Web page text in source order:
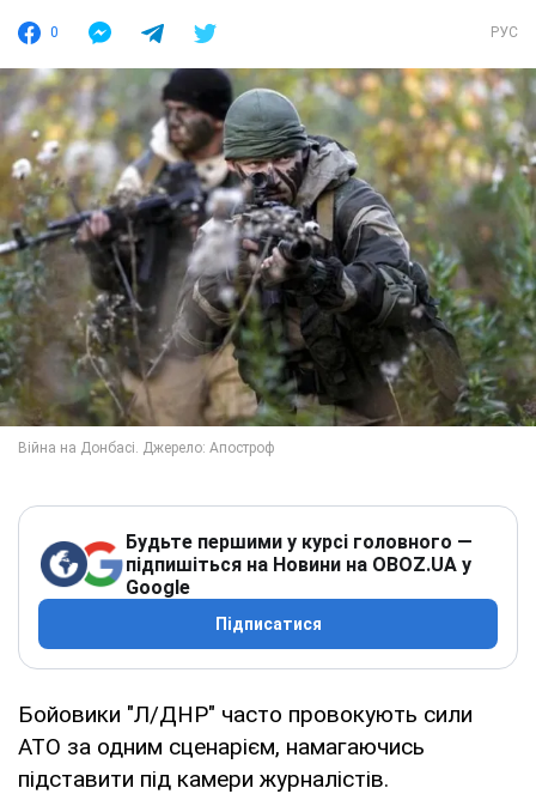
0 РУС
Будьте першими у курсі головного —
підпишіться на Новини на OBOZ.UA у
Google
Підписатися
Бойовики "Л/ДНР" часто провокують сили
АТО за одним сценарієм, намагаючись
підставити під камери журналістів.